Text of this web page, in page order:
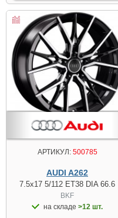
АРТИКУЛ:500785
AUDI A262
7.5x17 5/112 ET38 DIA 66.6
BKF
на складе >12 шт.